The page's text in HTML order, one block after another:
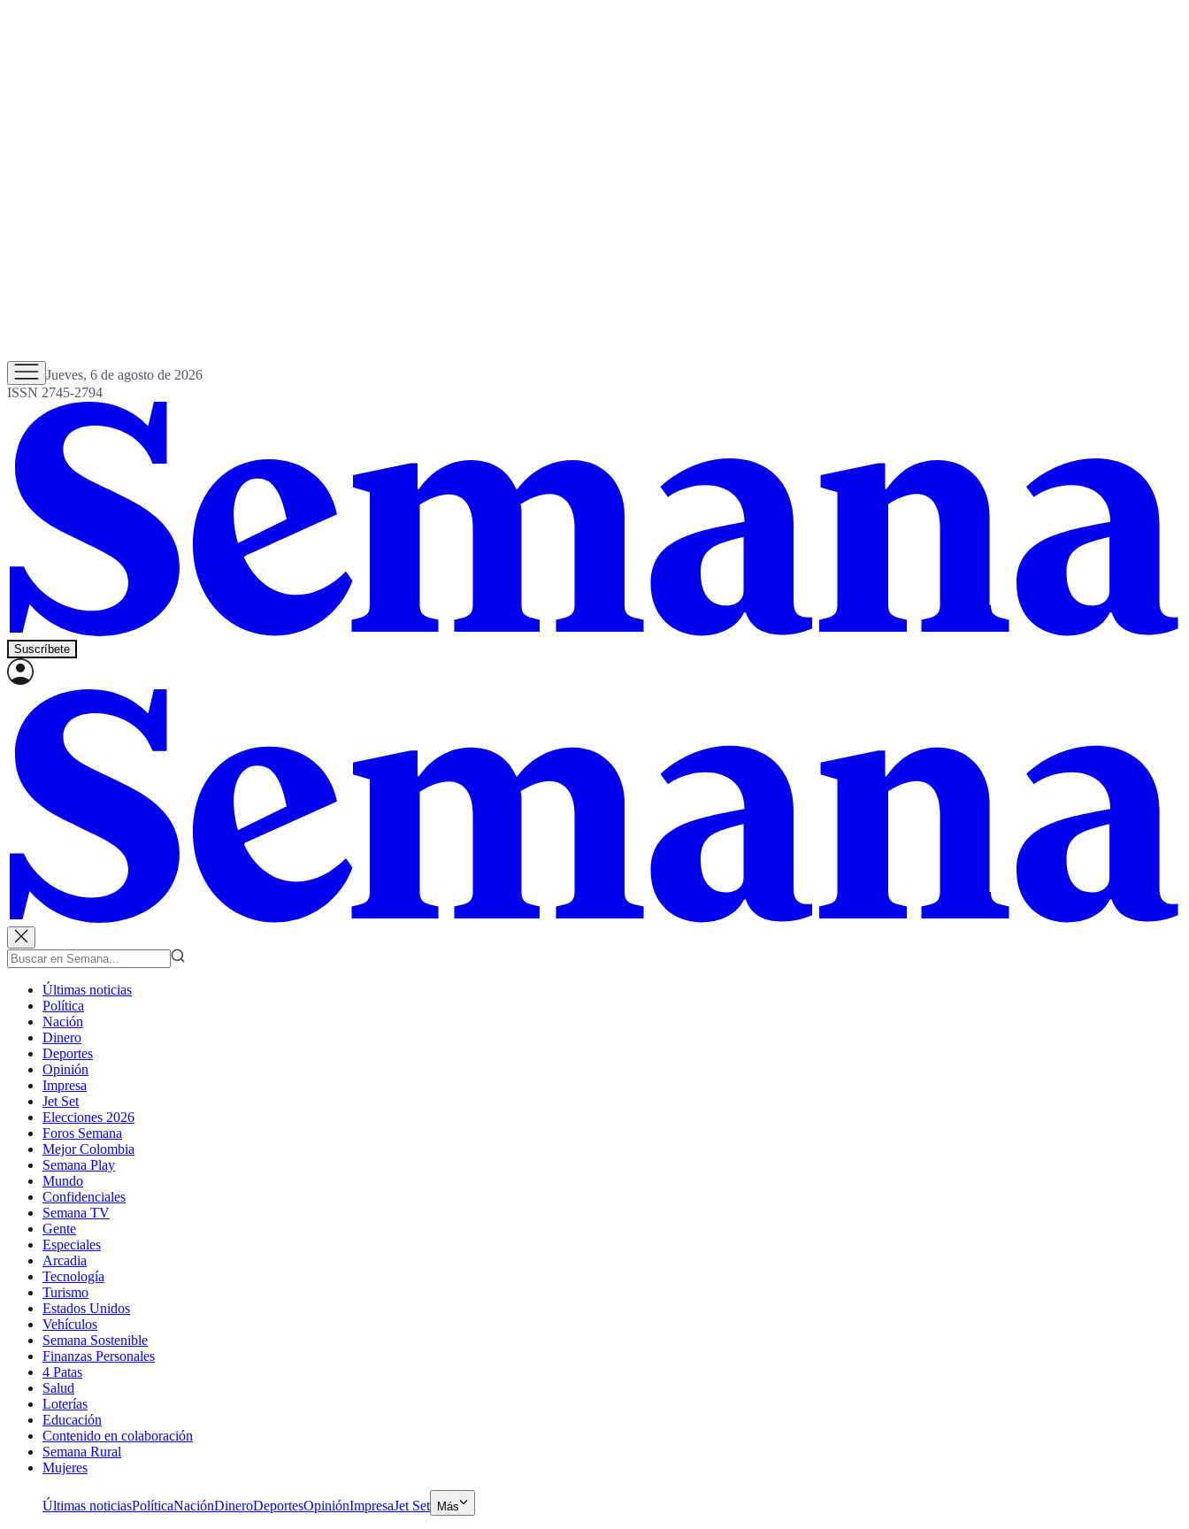
Jueves, 6 de agosto de 2026
ISSN 2745-2794
Suscríbete
Últimas noticias
Política
Nación
Dinero
Deportes
Opinión
Impresa
Jet Set
Elecciones 2026
Foros Semana
Mejor Colombia
Semana Play
Mundo
Confidenciales
Semana TV
Gente
Especiales
Arcadia
Tecnología
Turismo
Estados Unidos
Vehículos
Semana Sostenible
Finanzas Personales
4 Patas
Salud
Loterías
Educación
Contenido en colaboración
Semana Rural
Mujeres
Últimas noticiasPolíticaNaciónDineroDeportesOpiniónImpresaJet Set Más